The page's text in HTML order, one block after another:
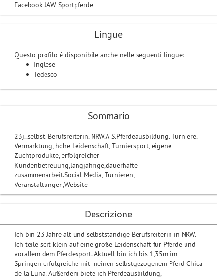
Sommario
23j.,selbst. Berufsreiterin, NRW,A-S,Pferdeausbildung, Turniere,
Vermarktung, hohe Leidenschaft, Turniersport, eigene
Zuchtprodukte, erfolgreicher
Kundenbetreuung,langjährige,dauerhafte
zusammenarbeit.Social Media, Turnieren,
Veranstaltungen,Website
Descrizione
Ich bin 23 Jahre alt und selbstständige Berufsreiterin in NRW.
Ich teile seit klein auf eine große Leidenschaft für Pferde und
vorallem dem Pferdesport. Aktuell bin ich bis 1,35m im
Springen erfolgreiche mit meinen selbstgezogenem Pferd Chica
de la Luna. Außerdem biete ich Pferdeausbildung,
Facebook JAW Sportpferde
Lingue
Questo profilo è disponibile anche nelle seguenti lingue:
Inglese
Tedesco